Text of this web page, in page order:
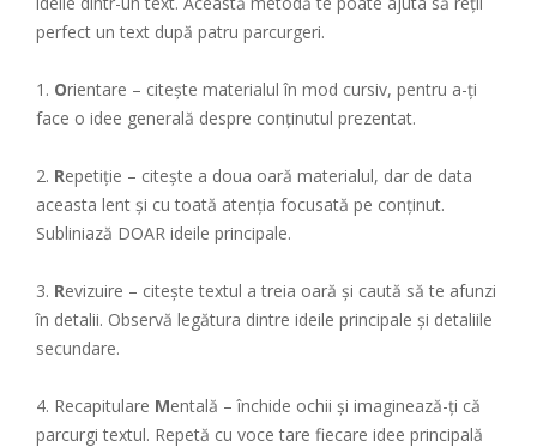
perfect un text după patru parcurgeri.
1. Orientare – citește materialul în mod cursiv, pentru a-ți
face o idee generală despre conținutul prezentat.
2. Repetiție – citește a doua oară materialul, dar de data
aceasta lent și cu toată atenția focusată pe conținut.
Subliniază DOAR ideile principale.
3. Revizuire – citește textul a treia oară și caută să te afunzi
în detalii. Observă legătura dintre ideile principale și detaliile
secundare.
4. Recapitulare Mentală – închide ochii și imaginează-ți că
parcurgi textul. Repetă cu voce tare fiecare idee principală